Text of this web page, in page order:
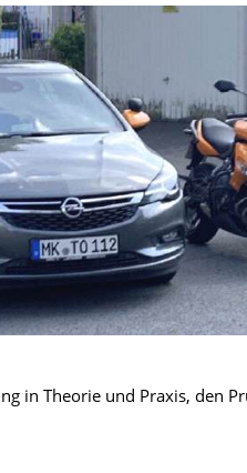
in Theorie und Praxis, den